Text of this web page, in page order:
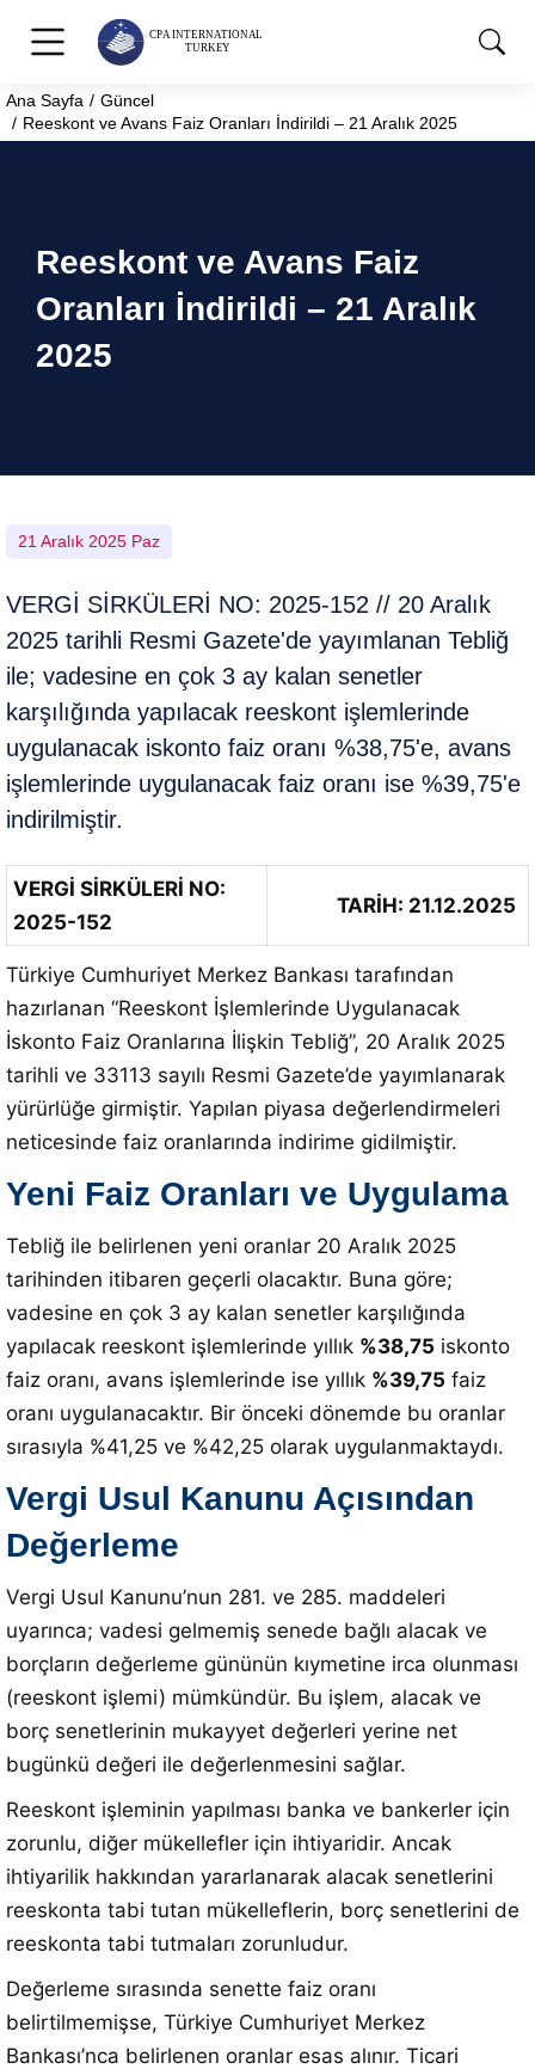
You are here:
Ana Sayfa
Güncel
Reeskont ve Avans Faiz Oranları İndirildi – 21 Aralık 2025
Reeskont ve Avans Faiz
Oranları İndirildi – 21 Aralık
2025
21 Aralık 2025 Paz
VERGİ SİRKÜLERİ NO: 2025-152 // 20 Aralık
2025 tarihli Resmi Gazete'de yayımlanan Tebliğ
ile; vadesine en çok 3 ay kalan senetler
karşılığında yapılacak reeskont işlemlerinde
uygulanacak iskonto faiz oranı %38,75'e, avans
işlemlerinde uygulanacak faiz oranı ise %39,75'e
indirilmiştir.
VERGİ SİRKÜLERİ NO:
2025-152
TARİH: 21.12.2025
Türkiye Cumhuriyet Merkez Bankası tarafından
hazırlanan “Reeskont İşlemlerinde Uygulanacak
İskonto Faiz Oranlarına İlişkin Tebliğ”, 20 Aralık 2025
tarihli ve 33113 sayılı Resmi Gazete’de yayımlanarak
yürürlüğe girmiştir. Yapılan piyasa değerlendirmeleri
neticesinde faiz oranlarında indirime gidilmiştir.
Yeni Faiz Oranları ve Uygulama
Tebliğ ile belirlenen yeni oranlar 20 Aralık 2025
tarihinden itibaren geçerli olacaktır. Buna göre;
vadesine en çok 3 ay kalan senetler karşılığında
yapılacak reeskont işlemlerinde yıllık %38,75 iskonto
faiz oranı, avans işlemlerinde ise yıllık %39,75 faiz
oranı uygulanacaktır. Bir önceki dönemde bu oranlar
sırasıyla %41,25 ve %42,25 olarak uygulanmaktaydı.
Vergi Usul Kanunu Açısından
Değerleme
Vergi Usul Kanunu’nun 281. ve 285. maddeleri
uyarınca; vadesi gelmemiş senede bağlı alacak ve
borçların değerleme gününün kıymetine irca olunması
(reeskont işlemi) mümkündür. Bu işlem, alacak ve
borç senetlerinin mukayyet değerleri yerine net
bugünkü değeri ile değerlenmesini sağlar.
Reeskont işleminin yapılması banka ve bankerler için
zorunlu, diğer mükellefler için ihtiyaridir. Ancak
ihtiyarilik hakkından yararlanarak alacak senetlerini
reeskonta tabi tutan mükelleflerin, borç senetlerini de
reeskonta tabi tutmaları zorunludur.
Değerleme sırasında senette faiz oranı
belirtilmemişse, Türkiye Cumhuriyet Merkez
Bankası’nca belirlenen oranlar esas alınır. Ticari